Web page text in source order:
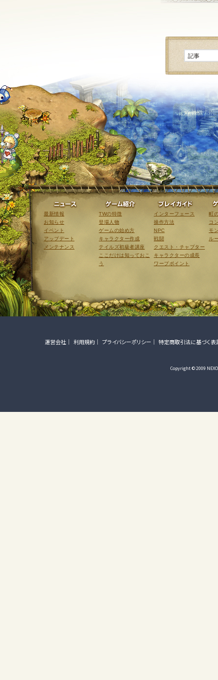
ニュース
最新情報
お知らせ
イベント
アップデート
メンテナンス
ゲーム紹介
TWの特徴
登場人物
ゲームの始め方
キャラクター作成
テイルズ初級者講座
ここだけは知っておこ
う
インターフェース
操作方法
NPC
戦闘
クエスト・チャプター
キャラクターの成長
ワープポイント
町
コ
モ
ル
運営会社 利用規約 プライバシーポリシー 特定商取引法に基づく表
Copyright © 2009